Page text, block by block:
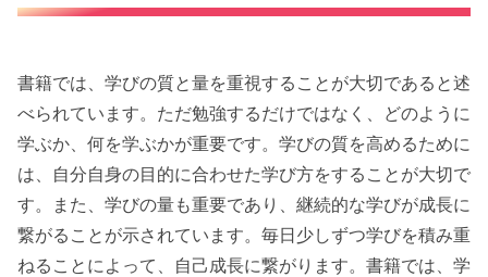
書籍では、学びの質と量を重視することが大切であると述
べられています。ただ勉強するだけではなく、どのように
学ぶか、何を学ぶかが重要です。学びの質を高めるために
は、自分自身の目的に合わせた学び方をすることが大切で
す。また、学びの量も重要であり、継続的な学びが成長に
繋がることが示されています。毎日少しずつ学びを積み重
ねることによって、自己成長に繋がります。書籍では、学